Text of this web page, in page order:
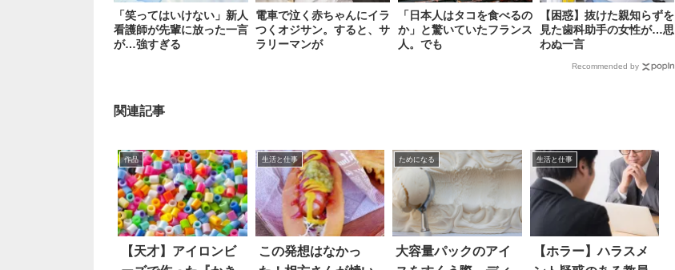
「笑ってはいけない」新人
看護師が先輩に放った一言
が…強すぎる
電車で泣く赤ちゃんにイラ
つくオジサン。すると、サ
ラリーマンが
「日本人はタコを食べるの
か」と驚いていたフランス
人。でも
【困惑】抜けた親知らずを
見た歯科助手の女性が…思
わぬ一言
Recommended by
関連記事
作品
【天才】アイロンビ
生活と仕事
この発想はなかっ
ためになる
大容量パックのアイ
生活と仕事
【ホラー】ハラスメ